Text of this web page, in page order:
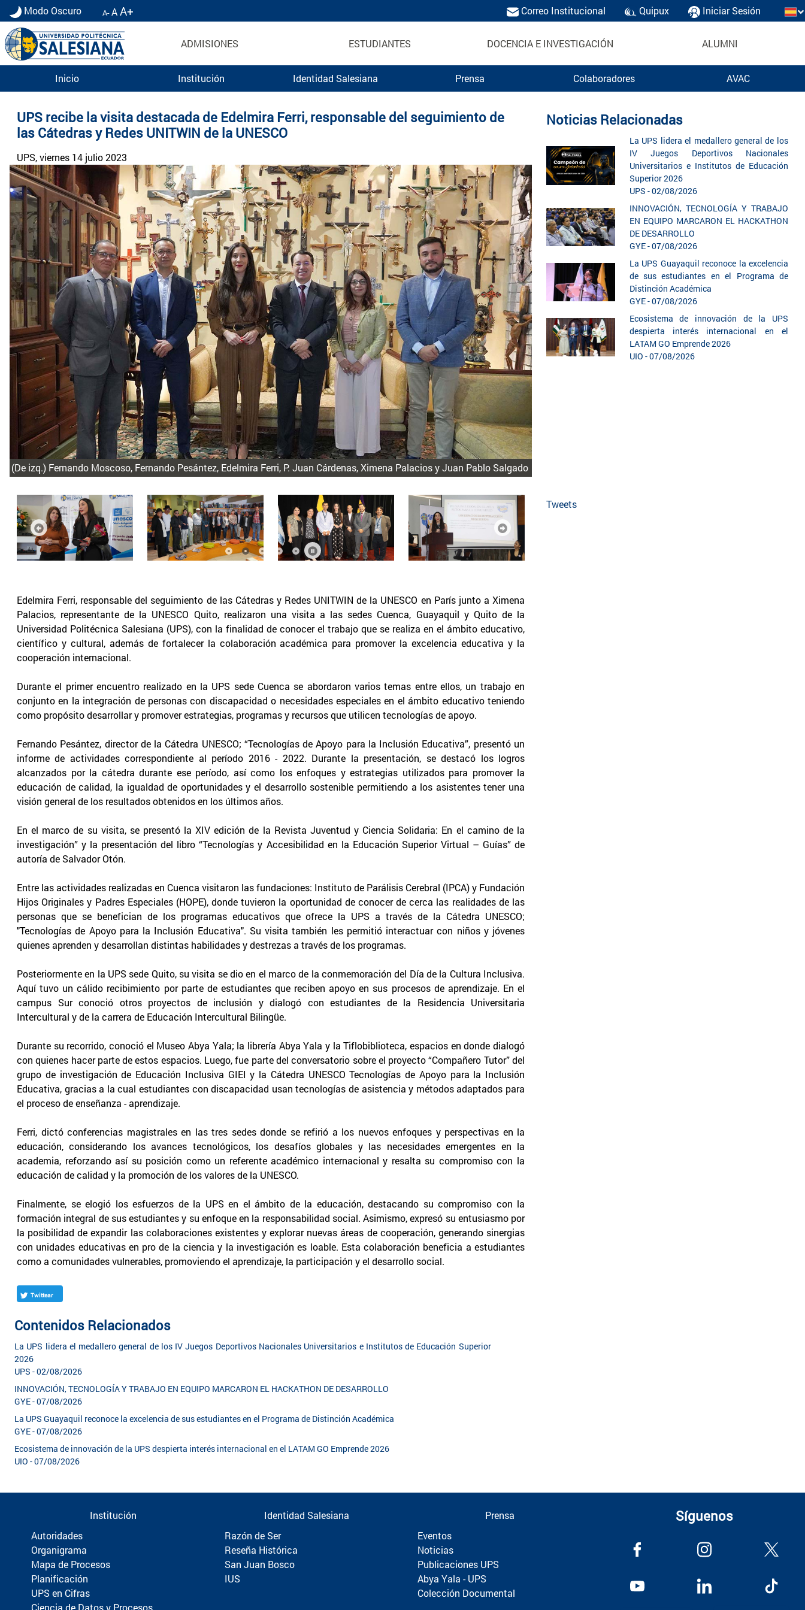
Modo Oscuro A-AA+ Correo Institucional Quipux Iniciar Sesión
ADMISIONES ESTUDIANTES DOCENCIA E INVESTIGACIÓN ALUMNI
Inicio Institución Identidad Salesiana Prensa Colaboradores AVAC
Noticias UPS | Actualidad Universidad Politécnica Salesiana
UPS recibe la visita destacada de Edelmira Ferri, responsable del seguimiento de
las Cátedras y Redes UNITWIN de la UNESCO
UPS, viernes 14 julio 2023
(De izq.) Fernando Moscoso, Fernando Pesántez, Edelmira Ferri, P. Juan Cárdenas, Ximena Palacios y Juan Pablo Salgado
Anterior Siguiente
Edelmira Ferri, responsable del seguimiento de las Cátedras y Redes UNITWIN de la UNESCO en París junto a Ximena
Palacios, representante de la UNESCO Quito, realizaron una visita a las sedes Cuenca, Guayaquil y Quito de la
Universidad Politécnica Salesiana (UPS), con la finalidad de conocer el trabajo que se realiza en el ámbito educativo,
científico y cultural, además de fortalecer la colaboración académica para promover la excelencia educativa y la
cooperación internacional.
Durante el primer encuentro realizado en la UPS sede Cuenca se abordaron varios temas entre ellos, un trabajo en
conjunto en la integración de personas con discapacidad o necesidades especiales en el ámbito educativo teniendo
como propósito desarrollar y promover estrategias, programas y recursos que utilicen tecnologías de apoyo.
Fernando Pesántez, director de la Cátedra UNESCO; “Tecnologías de Apoyo para la Inclusión Educativa”, presentó un
informe de actividades correspondiente al período 2016 - 2022. Durante la presentación, se destacó los logros
alcanzados por la cátedra durante ese período, así como los enfoques y estrategias utilizados para promover la
educación de calidad, la igualdad de oportunidades y el desarrollo sostenible permitiendo a los asistentes tener una
visión general de los resultados obtenidos en los últimos años.
En el marco de su visita, se presentó la XIV edición de la Revista Juventud y Ciencia Solidaria: En el camino de la
investigación” y la presentación del libro “Tecnologías y Accesibilidad en la Educación Superior Virtual – Guías” de
autoría de Salvador Otón.
Entre las actividades realizadas en Cuenca visitaron las fundaciones: Instituto de Parálisis Cerebral (IPCA) y Fundación
Hijos Originales y Padres Especiales (HOPE), donde tuvieron la oportunidad de conocer de cerca las realidades de las
personas que se benefician de los programas educativos que ofrece la UPS a través de la Cátedra UNESCO;
"Tecnologías de Apoyo para la Inclusión Educativa". Su visita también les permitió interactuar con niños y jóvenes
quienes aprenden y desarrollan distintas habilidades y destrezas a través de los programas.
Posteriormente en la UPS sede Quito, su visita se dio en el marco de la conmemoración del Día de la Cultura Inclusiva.
Aquí tuvo un cálido recibimiento por parte de estudiantes que reciben apoyo en sus procesos de aprendizaje. En el
campus Sur conoció otros proyectos de inclusión y dialogó con estudiantes de la Residencia Universitaria
Intercultural y de la carrera de Educación Intercultural Bilingüe.
Durante su recorrido, conoció el Museo Abya Yala; la librería Abya Yala y la Tiflobiblioteca, espacios en donde dialogó
con quienes hacer parte de estos espacios. Luego, fue parte del conversatorio sobre el proyecto “Compañero Tutor” del
grupo de investigación de Educación Inclusiva GIEI y la Cátedra UNESCO Tecnologías de Apoyo para la Inclusión
Educativa, gracias a la cual estudiantes con discapacidad usan tecnologías de asistencia y métodos adaptados para
el proceso de enseñanza - aprendizaje.
Ferri, dictó conferencias magistrales en las tres sedes donde se refirió a los nuevos enfoques y perspectivas en la
educación, considerando los avances tecnológicos, los desafíos globales y las necesidades emergentes en la
academia, reforzando así su posición como un referente académico internacional y resalta su compromiso con la
educación de calidad y la promoción de los valores de la UNESCO.
Finalmente, se elogió los esfuerzos de la UPS en el ámbito de la educación, destacando su compromiso con la
formación integral de sus estudiantes y su enfoque en la responsabilidad social. Asimismo, expresó su entusiasmo por
la posibilidad de expandir las colaboraciones existentes y explorar nuevas áreas de cooperación, generando sinergias
con unidades educativas en pro de la ciencia y la investigación es loable. Esta colaboración beneficia a estudiantes
como a comunidades vulnerables, promoviendo el aprendizaje, la participación y el desarrollo social.
Twittear
Contenidos Relacionados
La UPS lidera el medallero general de los IV Juegos Deportivos Nacionales Universitarios e Institutos de Educación Superior
2026
UPS - 02/08/2026
INNOVACIÓN, TECNOLOGÍA Y TRABAJO EN EQUIPO MARCARON EL HACKATHON DE DESARROLLO
GYE - 07/08/2026
La UPS Guayaquil reconoce la excelencia de sus estudiantes en el Programa de Distinción Académica
GYE - 07/08/2026
Ecosistema de innovación de la UPS despierta interés internacional en el LATAM GO Emprende 2026
UIO - 07/08/2026
Noticias Relacionadas
La UPS lidera el medallero general de los
IV Juegos Deportivos Nacionales
Universitarios e Institutos de Educación
Superior 2026
UPS - 02/08/2026
INNOVACIÓN, TECNOLOGÍA Y TRABAJO
EN EQUIPO MARCARON EL HACKATHON
DE DESARROLLO
GYE - 07/08/2026
La UPS Guayaquil reconoce la excelencia
de sus estudiantes en el Programa de
Distinción Académica
GYE - 07/08/2026
Ecosistema de innovación de la UPS
despierta interés internacional en el
LATAM GO Emprende 2026
UIO - 07/08/2026
Tweets
Institución
Autoridades
Organigrama
Mapa de Procesos
Planificación
UPS en Cifras
Ciencia de Datos y Procesos
Identidad Salesiana
Razón de Ser
Reseña Histórica
San Juan Bosco
IUS
Prensa
Eventos
Noticias
Publicaciones UPS
Abya Yala - UPS
Colección Documental
Síguenos